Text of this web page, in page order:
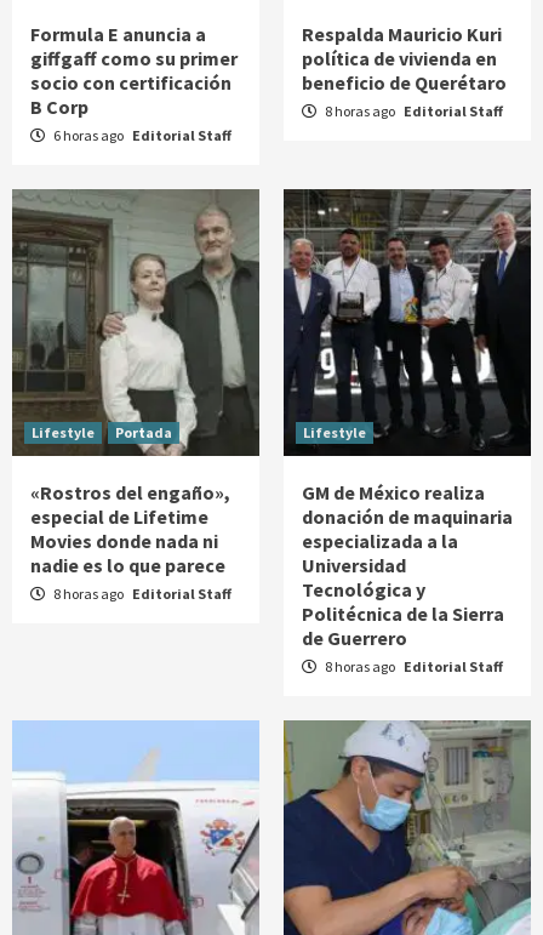
Formula E anuncia a
giffgaff como su primer
socio con certificación
B Corp
6 horas ago Editorial Staff
Respalda Mauricio Kuri
política de vivienda en
beneficio de Querétaro
8 horas ago Editorial Staff
Lifestyle Portada
«Rostros del engaño»,
especial de Lifetime
Movies donde nada ni
nadie es lo que parece
8 horas ago Editorial Staff
Lifestyle
GM de México realiza
donación de maquinaria
especializada a la
Universidad
Tecnológica y
Politécnica de la Sierra
de Guerrero
8 horas ago Editorial Staff